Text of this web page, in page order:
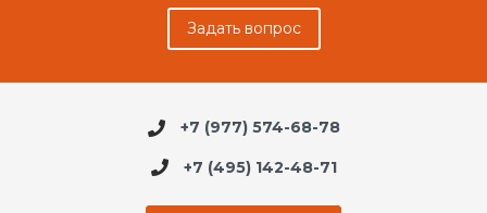
Задать вопрос
+7 (977) 574-68-78
+7 (495) 142-48-71